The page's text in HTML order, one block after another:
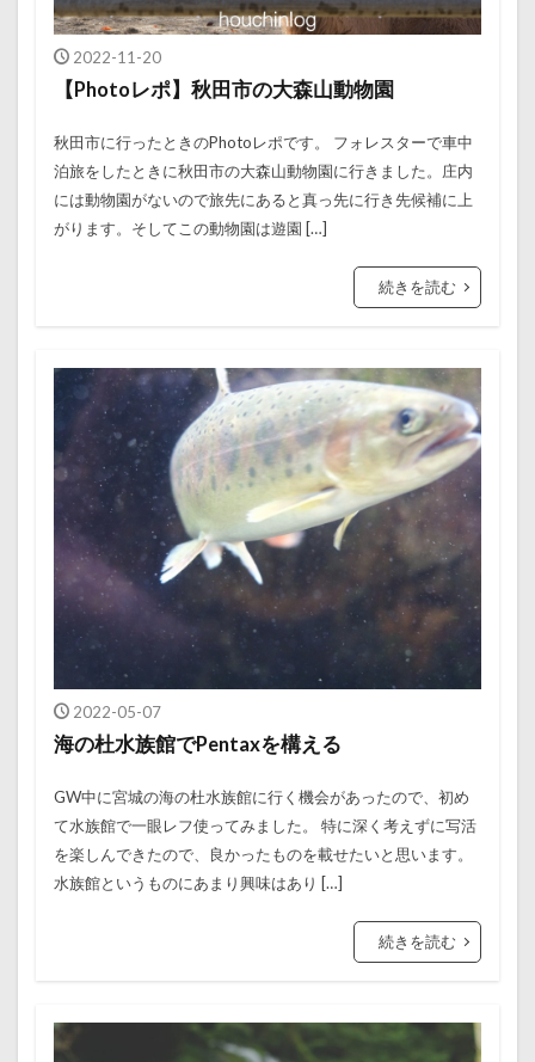
2022-11-20
【Photoレポ】秋田市の大森山動物園
秋田市に行ったときのPhotoレポです。 フォレスターで車中
泊旅をしたときに秋田市の大森山動物園に行きました。庄内
には動物園がないので旅先にあると真っ先に行き先候補に上
がります。そしてこの動物園は遊園 […]
続きを読む
2022-05-07
海の杜水族館でPentaxを構える
GW中に宮城の海の杜水族館に行く機会があったので、初め
て水族館で一眼レフ使ってみました。 特に深く考えずに写活
を楽しんできたので、良かったものを載せたいと思います。
水族館というものにあまり興味はあり […]
続きを読む